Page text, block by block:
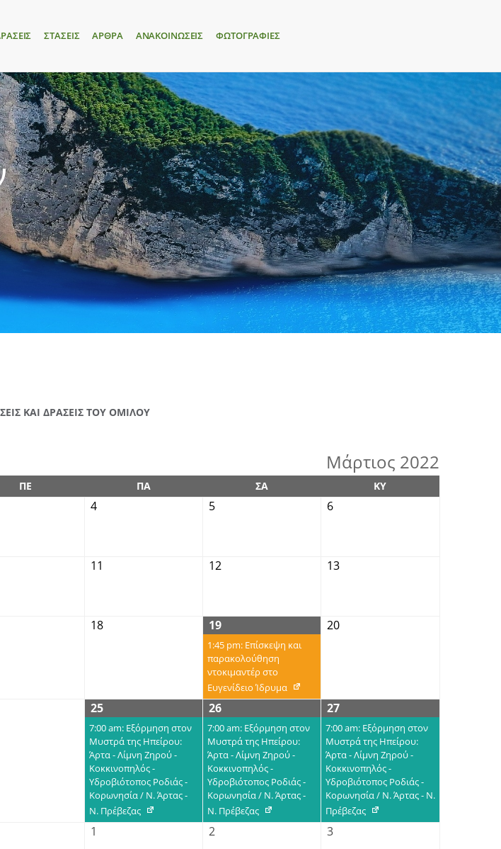
ΣΤΑΣΕΙΣ ΑΡΘΡΑ ΑΝΑΚΟΙΝΩΣΕΙΣ ΦΩΤΟΓΡΑΦΙΕΣ
ΚΑΙ ΔΡΑΣΕΙΣ ΤΟΥ ΟΜΙΛΟΥ
Μάρτιος 2022
ΠΕ ΠΑ ΣΑ ΚΥ
4 5 6
11 12 13
18 19
1:45 pm: Επίσκεψη και
παρακολούθηση
ντοκιμαντέρ στο
Ευγενίδειο Ίδρυμα
20
25
7:00 am: Εξόρμηση στον
Μυστρά της Ηπείρου:
Άρτα - Λίμνη Ζηρού -
Κοκκινοπηλός -
Υδροβιότοπος Ροδιάς -
Κορωνησία / Ν. Άρτας -
Ν. Πρέβεζας
26
7:00 am: Εξόρμηση στον
Μυστρά της Ηπείρου:
Άρτα - Λίμνη Ζηρού -
Κοκκινοπηλός -
Υδροβιότοπος Ροδιάς -
Κορωνησία / Ν. Άρτας -
Ν. Πρέβεζας
27
7:00 am: Εξόρμηση στον
Μυστρά της Ηπείρου:
Άρτα - Λίμνη Ζηρού -
Κοκκινοπηλός -
Υδροβιότοπος Ροδιάς -
Κορωνησία / Ν. Άρτας - Ν.
Πρέβεζας
1 2 3